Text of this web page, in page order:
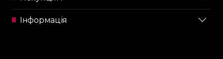
Інформація